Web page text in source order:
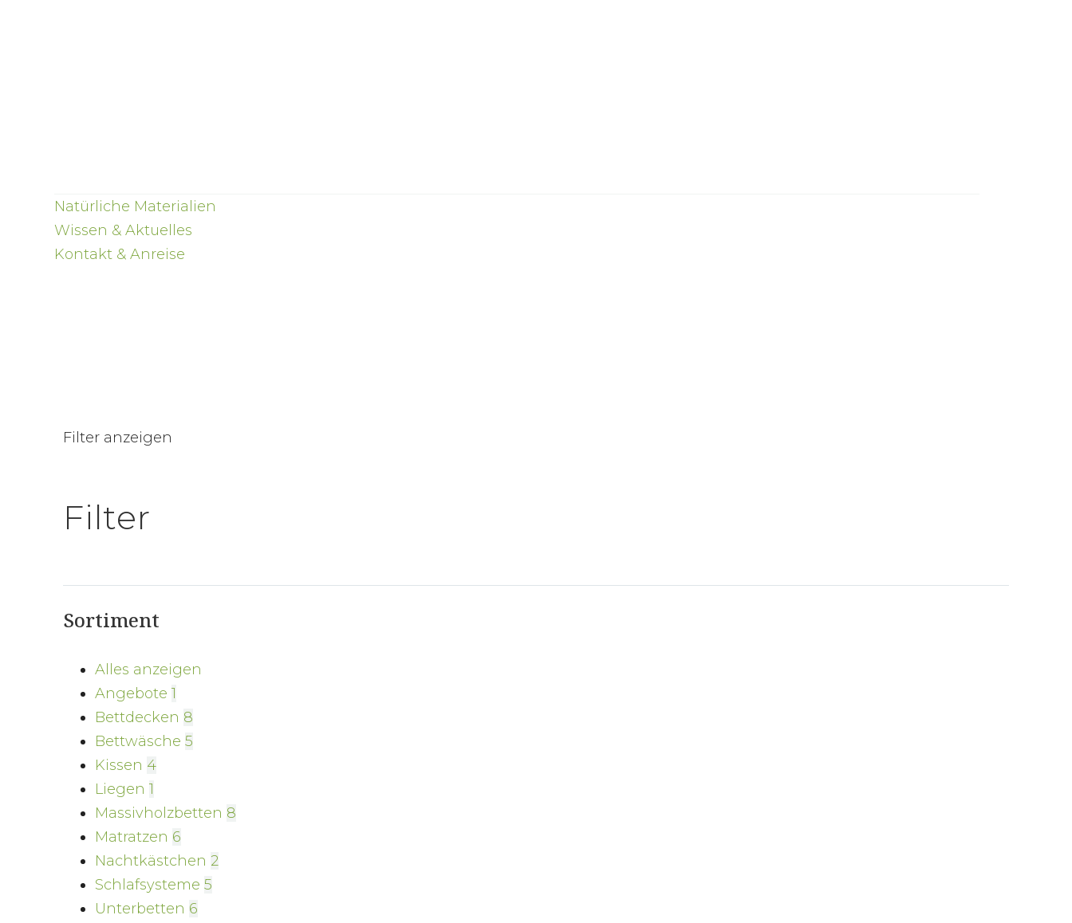
Natürliche Materialien
Wissen & Aktuelles
Kontakt & Anreise
Filter anzeigen
Filter
Sortiment
Alles anzeigen
Angebote 1
Bettdecken 8
Bettwäsche 5
Kissen 4
Liegen 1
Massivholzbetten 8
Matratzen 6
Nachtkästchen 2
Schlafsysteme 5
Unterbetten 6